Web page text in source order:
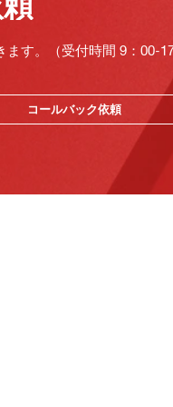
す。（受付時間 9：00-
コールバック依頼